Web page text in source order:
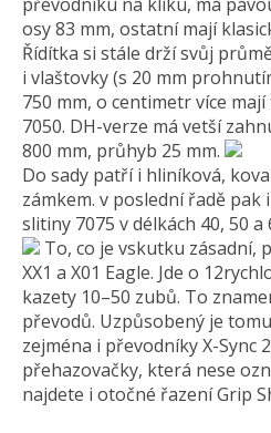
osy 83 mm, ostatní mají
Řídítka si stále drží svůj
i vlaštovky (s 20 mm
750 mm, o centimetr více
7050. DH-verze má vetší
800 mm, průhyb 25 mm.
Do sady patří i hliníková,
zámkem. v poslední řadě pak
slitiny 7075 v délkách 40, 50 a
To, co je vskutku zásadní,
XX1 a X01 Eagle. Jde o
kazety 10–50 zubů. To
převodů. Uzpůsobený je
zejména i převodníky X-Sync
přehazovačky, která nese
najdete i otočné řazení Grip